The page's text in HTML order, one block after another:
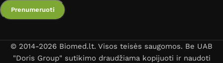
© 2014-2026 Biomed.lt. Visos teisės saugomos. Be UAB
"Doris Group" sutikimo draudžiama kopijuoti ir naudoti